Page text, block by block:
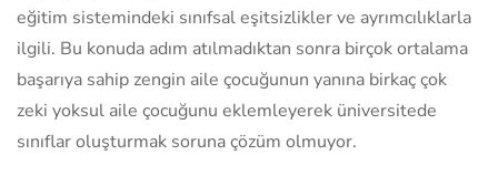
eğitim sistemindeki sınıfsal eşitsizlikler ve ayrımcılıklarla
ilgili. Bu konuda adım atılmadıktan sonra birçok ortalama
başarıya sahip zengin aile çocuğunun yanına birkaç çok
zeki yoksul aile çocuğunu eklemleyerek üniversitede
sınıflar oluşturmak soruna çözüm olmuyor.